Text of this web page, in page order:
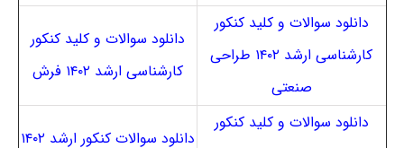
دانلود سوالات و کلید کنکور
کارشناسی ارشد ۱۴۰۲ طراحی
صنعتی
دانلود سوالات و کلید کنکور
کارشناسی ارشد ۱۴۰۲ فرش
دانلود سوالات و کلید کنکور
دانلود سوالات کنکور ارشد ۱۴۰۲